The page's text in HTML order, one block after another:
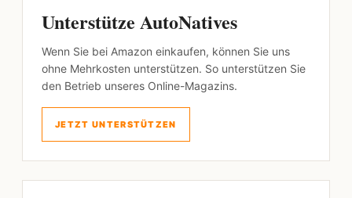
Unterstütze AutoNatives
Wenn Sie bei Amazon einkaufen, können Sie uns
ohne Mehrkosten unterstützen. So unterstützen Sie
den Betrieb unseres Online-Magazins.
JETZT UNTERSTÜTZEN